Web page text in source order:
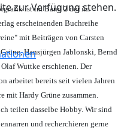
zur Verfügung stehen.
ist im Band 2 der im
erscheinenden Buchreihe
mit Beiträgen von Carsten
Hansjürgen Jablonski, Bernd
Wuttke erschienen. Der
arbeitet bereits seit vielen Jahren
mit Hardy Grüne zusammen.
teilen dasselbe Hobby. Wir sind
und recherchieren gerne